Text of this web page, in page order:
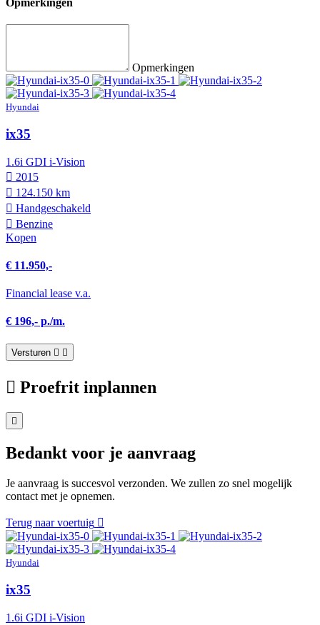
Opmerkingen
Hyundai
ix35
1.6i GDI i-Vision
2015
124.150 km
Hand­geschakeld
Benzine
Kopen
€ 11.950,-
Financial lease v.a.
€ 196,- p./m.
Versturen
Proefrit inplannen
Bedankt voor je aanvraag
Je aanvraag is succesvol verzonden. We zullen zo snel mogelijk
contact met je opnemen.
Terug naar voertuig
Hyundai
ix35
1.6i GDI i-Vision